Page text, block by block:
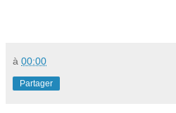
à 00:00
Partager